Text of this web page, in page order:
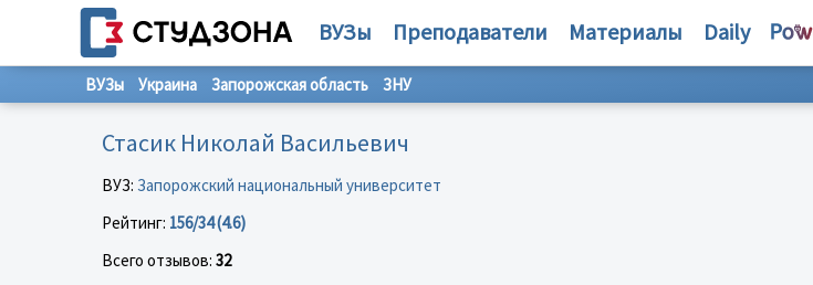
ВУЗы Преподаватели Материалы Daily
ВУЗы Украина Запорожская область ЗНУ
Стасик Николай Васильевич
ВУЗ: Запорожский национальный университет
Рейтинг: 156/34 (4.6)
Всего отзывов: 32